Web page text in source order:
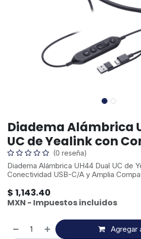
Diadema Alámbrica
UC de Yealink con
(0 reseña)
Diadema Alámbrica UH44 Dual UC de
Conectividad USB-C/A y Amplia
$ 1,143.40
MXN - Impuestos incluidos
Agregar